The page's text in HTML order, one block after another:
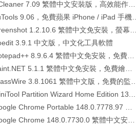
3.9.1 中文版，中文化工具軟體